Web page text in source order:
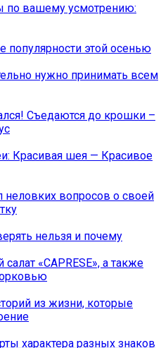
по вашему усмотрению:
популярности этой осенью
нужно принимать всем
Съедаются до крошки –
Красивая шея — Красивое
неловких вопросов о своей
нельзя и почему
«CAPRESE», а также
из жизни, которые
характера разных знаков